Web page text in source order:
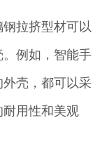
拉挤型材可以
例如，智能手
壳，都可以采
用性和美观